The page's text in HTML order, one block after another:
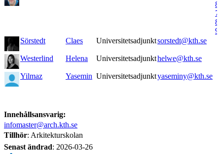
8
Sörstedt
Claes Universitetsadjunktsorstedt@kth.se
Westerlind Helena Universitetsadjunkthelwe@kth.se
Yilmaz Yasemin Universitetsadjunktyaseminy@kth.se
Innehållsansvarig:
infomaster@arch.kth.se
Tillhör: Arkitekturskolan
Senast ändrad: 2026-03-26